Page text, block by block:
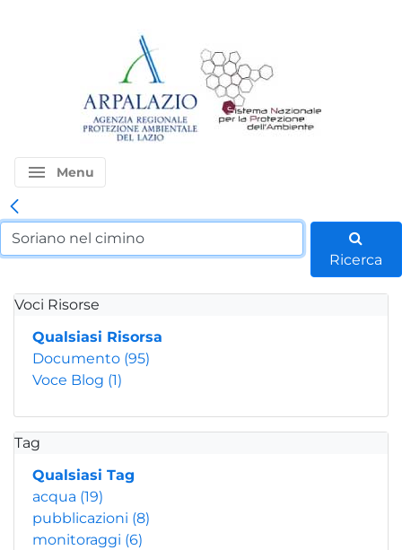
menu Menu
Ricerca
Voci Risorse
Qualsiasi Risorsa
Documento (95)
Voce Blog (1)
Tag
Qualsiasi Tag
acqua (19)
pubblicazioni (8)
monitoraggi (6)